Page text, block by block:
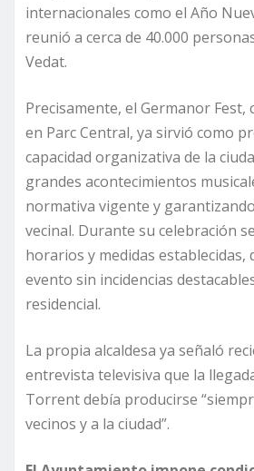
internacionales como el Año
reunió a cerca de 40.000
Vedat.
Precisamente, el Germanor Fest,
en Parc Central, ya sirvió como
capacidad organizativa de la
grandes acontecimientos
normativa vigente y
vecinal. Durante su celebración
horarios y medidas establecidas,
evento sin incidencias
residencial.
La propia alcaldesa ya señaló
entrevista televisiva que la
Torrent debía producirse
vecinos y a la ciudad”.